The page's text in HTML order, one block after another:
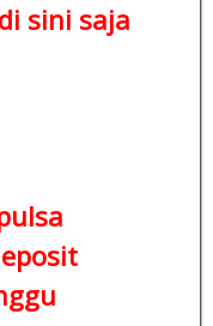
sini saja